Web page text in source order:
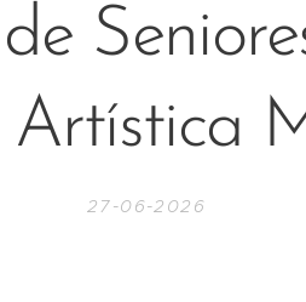
27-06-2026